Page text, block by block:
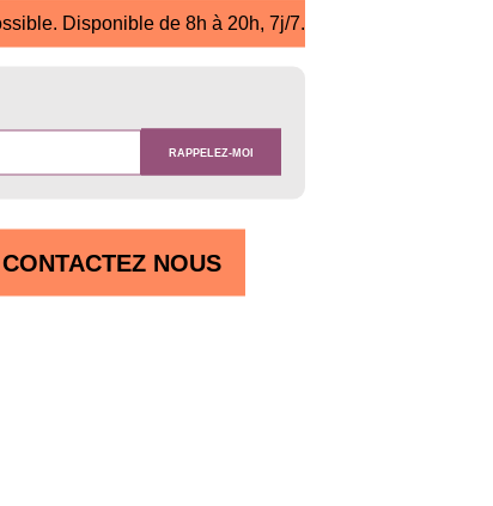
Disponible de 8h à 20h, 7j/7.
CONTACTEZ NOUS